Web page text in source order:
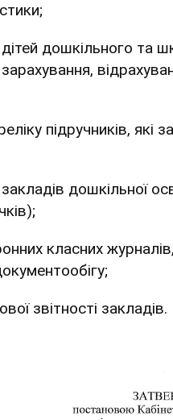
дошкільного та
підручників, які
дошкільної
класних
звітності закладів.